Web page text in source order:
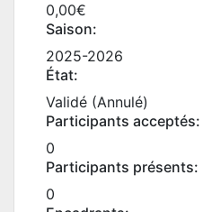
0,00€
Saison:
2025-2026
État:
Validé (Annulé)
Participants acceptés:
0
Participants présents:
0